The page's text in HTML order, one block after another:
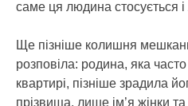
саме ця людина стосується і
Ще пізніше колишня
розповіла: родина, яка
квартирі, пізніше зрадила
прізвища, лише ім’я жінки та